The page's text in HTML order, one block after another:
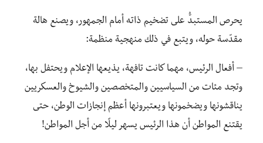
يحرص المستبدُّ على تضخيم ذاته أمام الجمهور، ويصنع هالة
مقدّسة حوله، ويتبع في ذلك منهجية منظمة:
– أفعال الرئيس، مهما كانت تافهة، يذيعها الإعلام ويحتفل بها،
وتجد مئات من السياسيين والمتخصصين والشيوخ والعسكريين
يناقشونها ويضخمونها ويعتبرونها أعظم إنجازات الوطن، حتى
يقتنع المواطن أن هذا الرئيس يسهر ليلًا من أجل المواطن!